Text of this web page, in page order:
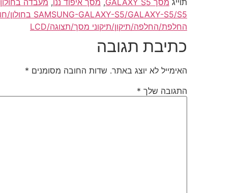
SAMSUNG-GALAXY-S5/GALAXY-S5/S5 בחולון/חולון
החלפת/החלפה/תיקון/תיקוני מסך/תצוגה/LCD
כתיבת תגובה
האימייל לא יוצג באתר. שדות החובה מסומנים *
התגובה שלך *